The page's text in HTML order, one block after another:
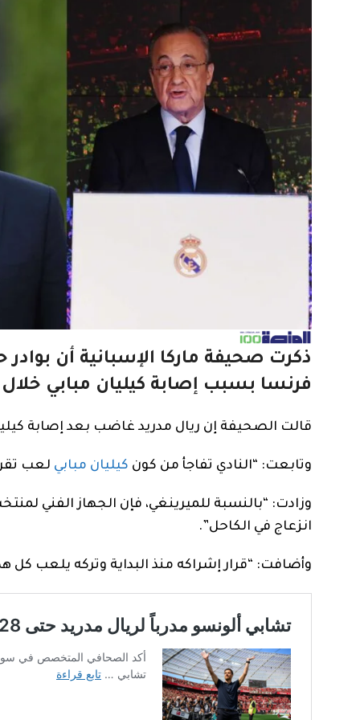
ذكرت صحيفة ماركا الإسبانية أن
فرنسا بسبب إصابة كيليان مبابي
قالت الصحيفة إن ريال مدريد غاضب بعد إصابة
وتابعت: “النادي تفاجأ من كون كيليان مبابي لعب
وزادت: “بالنسبة للميرينغي، فإن الجهاز الفني
انزعاج في الكاحل”.
وأضافت: “قرار إشراكه منذ البداية وتركه يلعب كل